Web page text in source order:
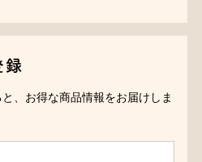
録
、お得な商品情報をお届けしま